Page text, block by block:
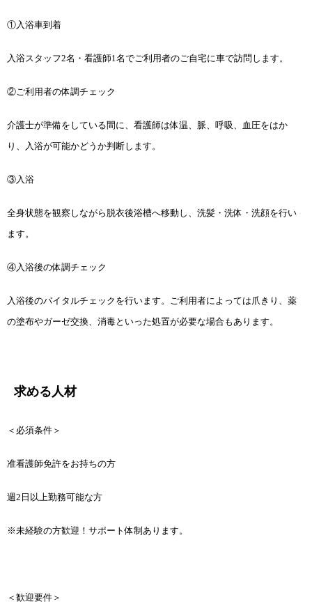
①入浴車到着
入浴スタッフ2名・看護師1名でご利用者のご自宅に車で訪問します。
②ご利用者の体調チェック
介護士が準備をしている間に、看護師は体温、脈、呼吸、血圧をはか
り、入浴が可能かどうか判断します。
③入浴
全身状態を観察しながら脱衣後浴槽へ移動し、洗髪・洗体・洗顔を行い
ます。
④入浴後の体調チェック
入浴後のバイタルチェックを行います。ご利用者によっては爪きり、薬
の塗布やガーゼ交換、消毒といった処置が必要な場合もあります。
求める人材
＜必須条件＞
准看護師免許をお持ちの方
週2日以上勤務可能な方
※未経験の方歓迎！サポート体制あります。
＜歓迎要件＞